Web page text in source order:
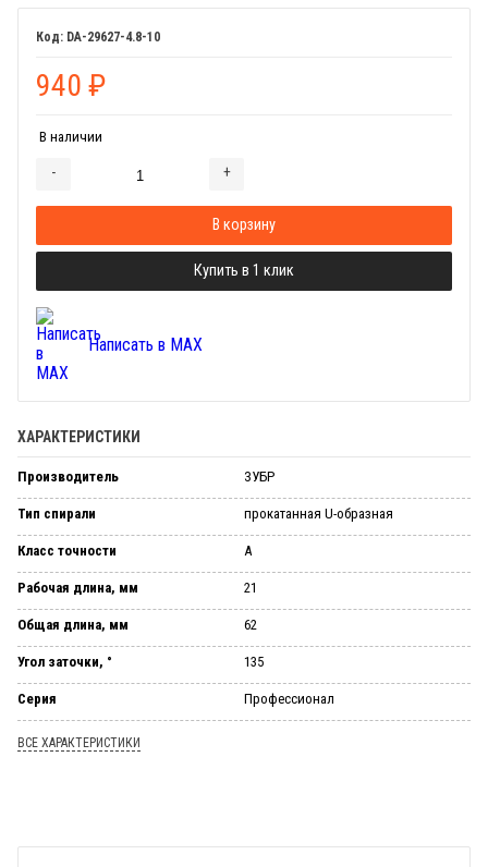
DA-29627-4.8-10
940 ₽
В наличии
- +
В корзину
Купить в 1 клик
Написать в MAX
ХАРАКТЕРИСТИКИ
Производитель ЗУБР
Тип спирали прокатанная U-образная
Класс точности А
Рабочая длина, мм 21
Общая длина, мм 62
Угол заточки, ° 135
Серия Профессионал
ВСЕ ХАРАКТЕРИСТИКИ